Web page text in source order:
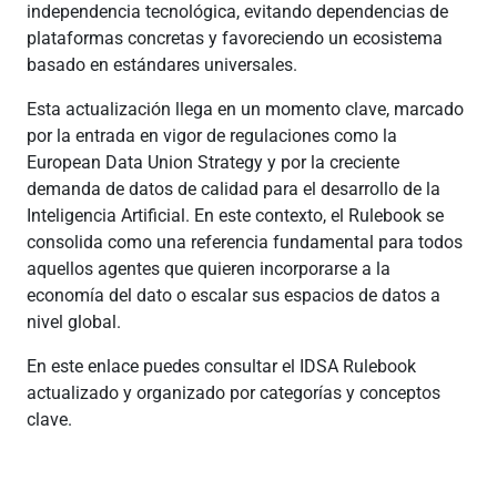
independencia tecnológica, evitando dependencias de
plataformas concretas y favoreciendo un ecosistema
basado en estándares universales.
Esta actualización llega en un momento clave, marcado
por la entrada en vigor de regulaciones como la
European Data Union Strategy y por la creciente
demanda de datos de calidad para el desarrollo de la
Inteligencia Artificial. En este contexto, el Rulebook se
consolida como una referencia fundamental para todos
aquellos agentes que quieren incorporarse a la
economía del dato o escalar sus espacios de datos a
nivel global.
En este enlace puedes consultar el IDSA Rulebook
actualizado y organizado por categorías y conceptos
clave.